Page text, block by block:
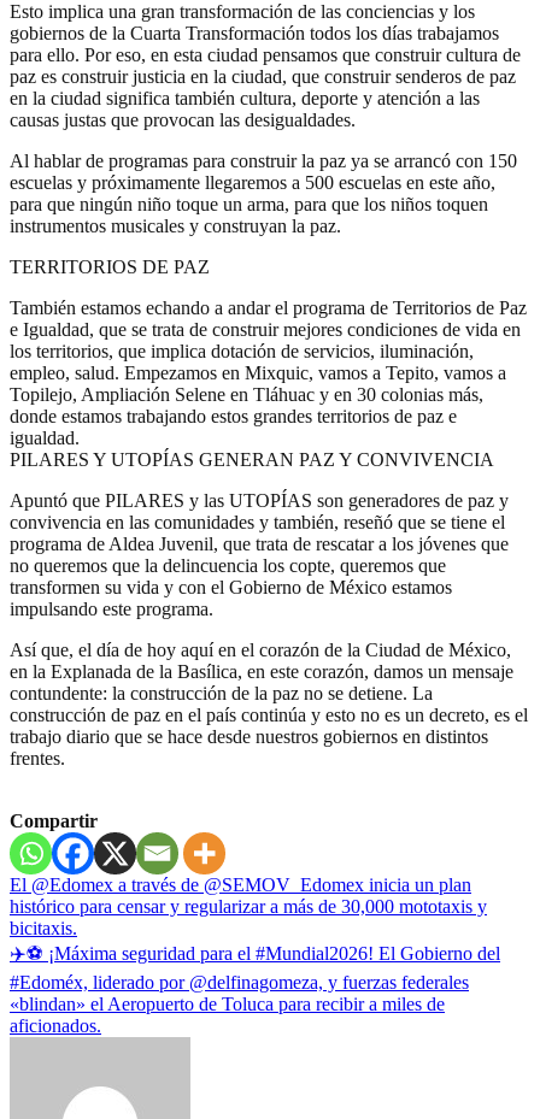
Esto implica una gran transformación de las conciencias y los
gobiernos de la Cuarta Transformación todos los días trabajamos
para ello. Por eso, en esta ciudad pensamos que construir cultura de
paz es construir justicia en la ciudad, que construir senderos de paz
en la ciudad significa también cultura, deporte y atención a las
causas justas que provocan las desigualdades.
Al hablar de programas para construir la paz ya se arrancó con 150
escuelas y próximamente llegaremos a 500 escuelas en este año,
para que ningún niño toque un arma, para que los niños toquen
instrumentos musicales y construyan la paz.
TERRITORIOS DE PAZ
También estamos echando a andar el programa de Territorios de Paz
e Igualdad, que se trata de construir mejores condiciones de vida en
los territorios, que implica dotación de servicios, iluminación,
empleo, salud. Empezamos en Mixquic, vamos a Tepito, vamos a
Topilejo, Ampliación Selene en Tláhuac y en 30 colonias más,
donde estamos trabajando estos grandes territorios de paz e
igualdad.
PILARES Y UTOPÍAS GENERAN PAZ Y CONVIVENCIA
Apuntó que PILARES y las UTOPÍAS son generadores de paz y
convivencia en las comunidades y también, reseñó que se tiene el
programa de Aldea Juvenil, que trata de rescatar a los jóvenes que
no queremos que la delincuencia los copte, queremos que
transformen su vida y con el Gobierno de México estamos
impulsando este programa.
Así que, el día de hoy aquí en el corazón de la Ciudad de México,
en la Explanada de la Basílica, en este corazón, damos un mensaje
contundente: la construcción de la paz no se detiene. La
construcción de paz en el país continúa y esto no es un decreto, es el
trabajo diario que se hace desde nuestros gobiernos en distintos
frentes.
Compartir
Navegación
de
entradas
El @Edomex a través de @SEMOV_Edomex inicia un plan
histórico para censar y regularizar a más de 30,000 mototaxis y
bicitaxis.
✈️⚽ ¡Máxima seguridad para el #Mundial2026! El Gobierno del
#Edoméx, liderado por @delfinagomeza, y fuerzas federales
«blindan» el Aeropuerto de Toluca para recibir a miles de
aficionados.